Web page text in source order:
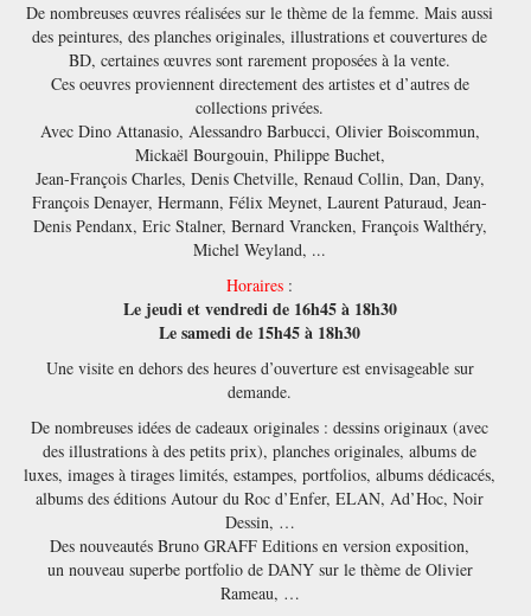
De nombreuses œuvres réalisées sur le thème de la femme. Mais aussi
des peintures, des planches originales, illustrations et couvertures de
BD, certaines œuvres sont rarement proposées à la vente.
Ces oeuvres proviennent directement des artistes et d’autres de
collections privées.
Avec Dino Attanasio, Alessandro Barbucci, Olivier Boiscommun,
Mickaël Bourgouin, Philippe Buchet,
Jean-François Charles, Denis Chetville, Renaud Collin, Dan, Dany,
François Denayer, Hermann, Félix Meynet, Laurent Paturaud, Jean-
Denis Pendanx, Eric Stalner, Bernard Vrancken, François Walthéry,
Michel Weyland, ...
Horaires :
Le jeudi et vendredi de 16h45 à 18h30
Le samedi de 15h45 à 18h30
Une visite en dehors des heures d’ouverture est envisageable sur
demande.
De nombreuses idées de cadeaux originales : dessins originaux (avec
des illustrations à des petits prix), planches originales, albums de
luxes, images à tirages limités, estampes, portfolios, albums dédicacés,
albums des éditions Autour du Roc d’Enfer, ELAN, Ad’Hoc, Noir
Dessin, …
Des nouveautés Bruno GRAFF Editions en version exposition,
un nouveau superbe portfolio de DANY sur le thème de Olivier
Rameau, …